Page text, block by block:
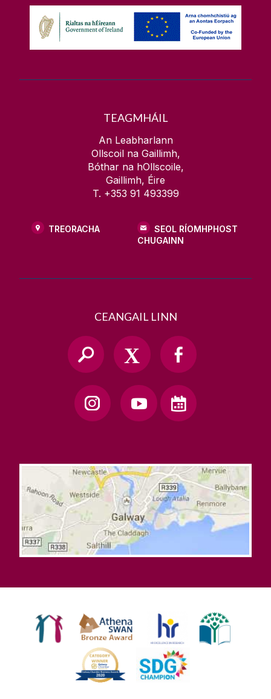
Bailiúcháin Speisialta
Leabhair Mholta & Acmhainní
Tráchtais
Mo Chuntas Leabharlainne
TEAGMHÁIL
An Leabharlann
Ollscoil na Gaillimh,
Bóthar na hOllscoile,
Gaillimh, Éire
T. +353 91 493399
TREORACHA
SEOL RÍOMHPHOST
CHUGAINN
CEANGAIL LINN